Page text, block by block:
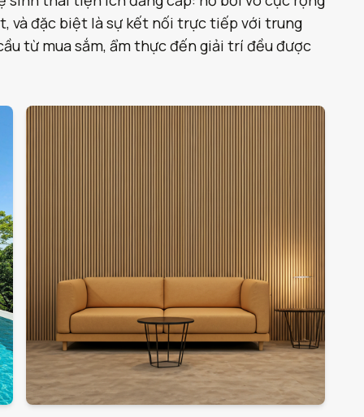
và đặc biệt là sự kết nối trực tiếp với trung
từ mua sắm, ẩm thực đến giải trí đều được